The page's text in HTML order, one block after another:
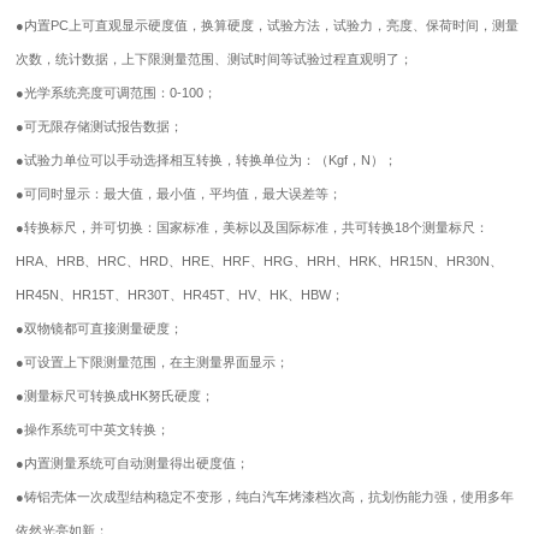
●内置PC上可直观显示硬度值，换算硬度，试验方法，试验力，亮度、保荷时间，测量
次数，统计数据，上下限测量范围、测试时间等试验过程直观明了；
●光学系统亮度可调范围：0-100；
●可无限存储测试报告数据；
●试验力单位可以手动选择相互转换，转换单位为：（Kgf，N）；
●可同时显示：最大值，最小值，平均值，最大误差等；
●转换标尺，并可切换：国家标准，美标以及国际标准，共可转换18个测量标尺：
HRA、HRB、HRC、HRD、HRE、HRF、HRG、HRH、HRK、HR15N、HR30N、
HR45N、HR15T、HR30T、HR45T、HV、HK、HBW；
●双物镜都可直接测量硬度；
●可设置上下限测量范围，在主测量界面显示；
●测量标尺可转换成HK努氏硬度；
●操作系统可中英文转换；
●内置测量系统可自动测量得出硬度值；
●铸铝壳体一次成型结构稳定不变形，纯白汽车烤漆档次高，抗划伤能力强，使用多年
依然光亮如新；